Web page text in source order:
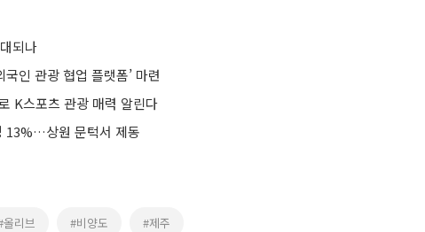
되나
인 관광 협업 플랫폼’ 마련
K스포츠 관광 매력 알린다
13%…상원 문턱서 제동
올리브 #비양도 #제주